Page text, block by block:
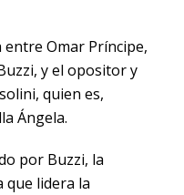
entre Omar Príncipe,
y el opositor y
quien es,
Ángela.
por Buzzi, la
que lidera la